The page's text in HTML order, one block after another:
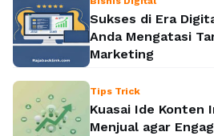
Sukses di Era
Anda Mengatasi
Marketing
Tips Trick
Kuasai Ide Konten
Menjual agar